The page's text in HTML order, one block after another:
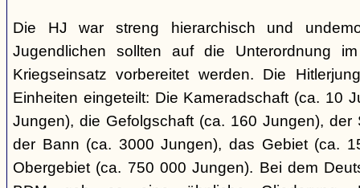
Die HJ war streng hierarchisch und
Jugendlichen sollten auf die Unterordnung
Kriegseinsatz vorbereitet werden. Die
Einheiten eingeteilt: Die Kameradschaft (ca. 10
Jungen), die Gefolgschaft (ca. 160 Jungen), der
der Bann (ca. 3000 Jungen), das Gebiet (ca.
Obergebiet (ca. 750 000 Jungen). Bei dem